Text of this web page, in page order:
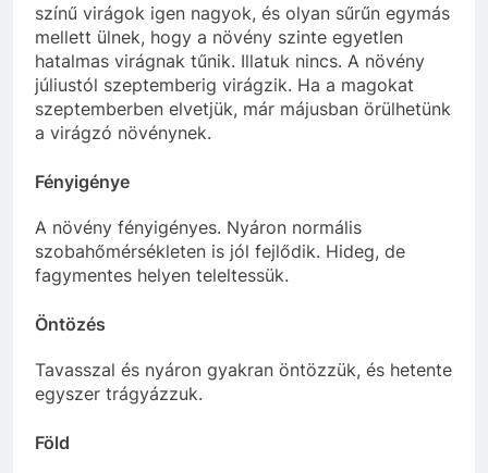
színű virágok igen nagyok, és olyan sűrűn egymás
mellett ülnek, hogy a növény szinte egyetlen
hatalmas virágnak tűnik. Illatuk nincs. A növény
júliustól szeptemberig virágzik. Ha a magokat
szeptemberben elvetjük, már májusban örülhetünk
a virágzó növénynek.
Fényigénye
A növény fényigényes. Nyáron normális
szobahőmérsékleten is jól fejlődik. Hideg, de
fagymentes helyen teleltessük.
Öntözés
Tavasszal és nyáron gyakran öntözzük, és hetente
egyszer trágyázzuk.
Föld